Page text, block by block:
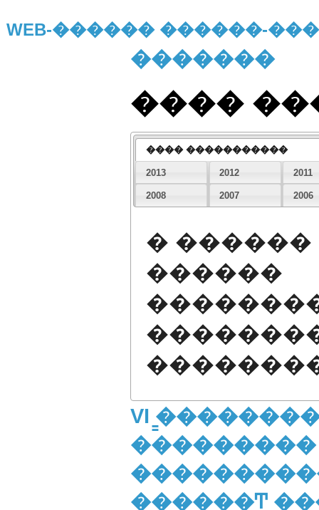
WEB-������ ������-
�������
����
���� �����������
2013 2012 2011
2008 2007 2006
�
������
VI
"��ֲ�����-
�����̲�Ͳ